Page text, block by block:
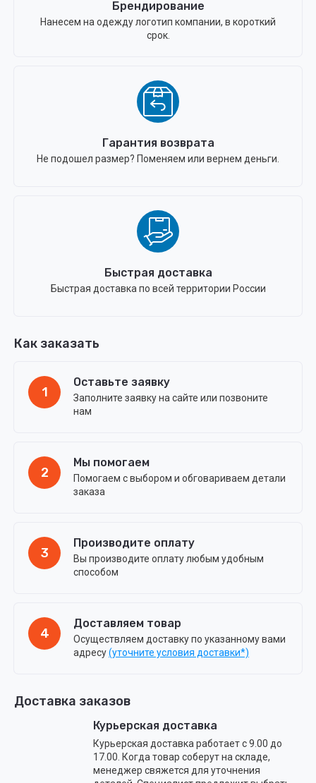
Брендирование
Нанесем на одежду логотип компании, в короткий
срок.
Гарантия возврата
Не подошел размер? Поменяем или вернем деньги.
Быстрая доставка
Быстрая доставка по всей территории России
Как заказать
1
Оставьте заявку
Заполните заявку на сайте или позвоните
нам
2
Мы помогаем
Помогаем с выбором и обговариваем детали
заказа
3
Производите оплату
Вы производите оплату любым удобным
способом
4
Доставляем товар
Осуществляем доставку по указанному вами
адресу(уточните условия доставки*)
Доставка заказов
Курьерская доставка
Курьерская доставка работает с 9.00 до
17.00. Когда товар соберут на складе,
менеджер свяжется для уточнения